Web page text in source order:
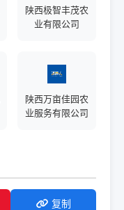
陕西极智丰茂农
业有限公司
陕西万亩佳园农
业服务有限公司
复制